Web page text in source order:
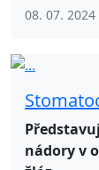
08. 07. 2024
nádory v